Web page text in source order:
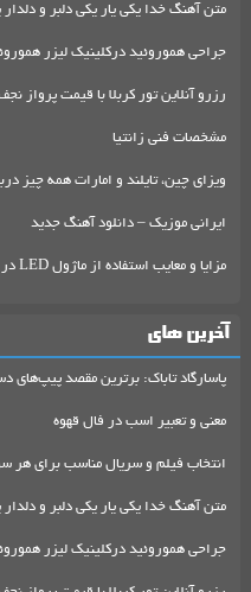
متن آهنگ خدا یکی یار یکی دلبر و دلدار
جراحی هموروئید درکلینیک لیزر
رزرو آنلاین تور کربلا با قیمت پرواز
مشخصات فنی زانتیا
ویزای چین، تایلند و امارات همه چیز
ایرانی موزیک – دانلود آهنگ جدید
مزایا و معایب استفاده از ماژول LED در روشنایی خانگ
آخرین های
پاسارگاد تاباک: برترین مقصد
معنی و تعبیر اسب در فال قهوه
انتخاب فیلم و سریال مناسب برای هر
متن آهنگ خدا یکی یار یکی دلبر و دلدار
جراحی هموروئید درکلینیک لیزر